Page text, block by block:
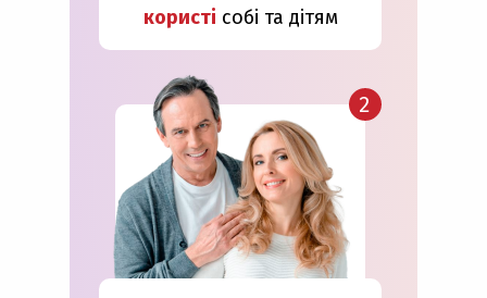
користі собі та дітям
2